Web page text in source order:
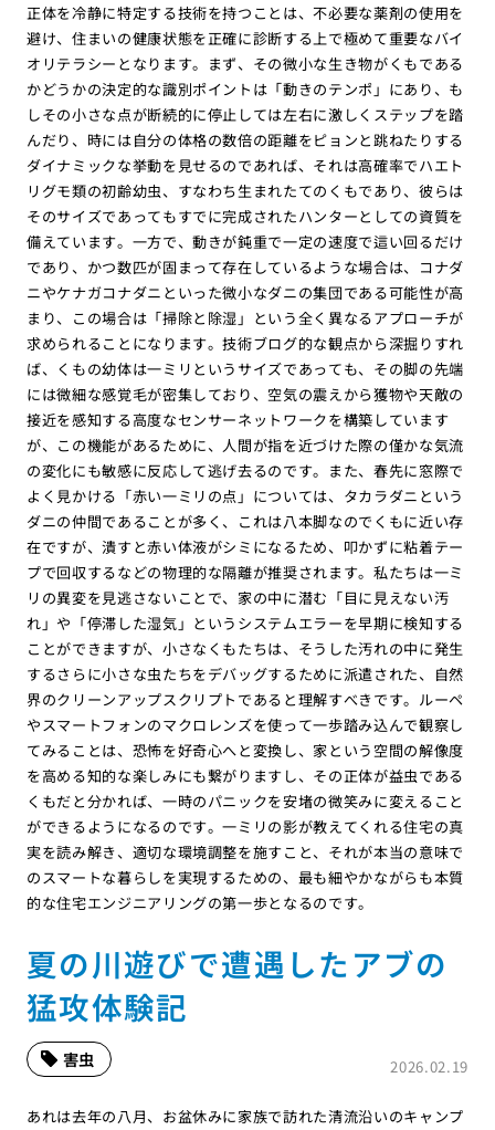
正体を冷静に特定する技術を持つことは、不必要な薬剤の使用を
避け、住まいの健康状態を正確に診断する上で極めて重要なバイ
オリテラシーとなります。まず、その微小な生き物がくもである
かどうかの決定的な識別ポイントは「動きのテンポ」にあり、も
しその小さな点が断続的に停止しては左右に激しくステップを踏
んだり、時には自分の体格の数倍の距離をピョンと跳ねたりする
ダイナミックな挙動を見せるのであれば、それは高確率でハエト
リグモ類の初齢幼虫、すなわち生まれたてのくもであり、彼らは
そのサイズであってもすでに完成されたハンターとしての資質を
備えています。一方で、動きが鈍重で一定の速度で這い回るだけ
であり、かつ数匹が固まって存在しているような場合は、コナダ
ニやケナガコナダニといった微小なダニの集団である可能性が高
まり、この場合は「掃除と除湿」という全く異なるアプローチが
求められることになります。技術ブログ的な観点から深掘りすれ
ば、くもの幼体は一ミリというサイズであっても、その脚の先端
には微細な感覚毛が密集しており、空気の震えから獲物や天敵の
接近を感知する高度なセンサーネットワークを構築しています
が、この機能があるために、人間が指を近づけた際の僅かな気流
の変化にも敏感に反応して逃げ去るのです。また、春先に窓際で
よく見かける「赤い一ミリの点」については、タカラダニという
ダニの仲間であることが多く、これは八本脚なのでくもに近い存
在ですが、潰すと赤い体液がシミになるため、叩かずに粘着テー
プで回収するなどの物理的な隔離が推奨されます。私たちは一ミ
リの異変を見逃さないことで、家の中に潜む「目に見えない汚
れ」や「停滞した湿気」というシステムエラーを早期に検知する
ことができますが、小さなくもたちは、そうした汚れの中に発生
するさらに小さな虫たちをデバッグするために派遣された、自然
界のクリーンアップスクリプトであると理解すべきです。ルーペ
やスマートフォンのマクロレンズを使って一歩踏み込んで観察し
てみることは、恐怖を好奇心へと変換し、家という空間の解像度
を高める知的な楽しみにも繋がりますし、その正体が益虫である
くもだと分かれば、一時のパニックを安堵の微笑みに変えること
ができるようになるのです。一ミリの影が教えてくれる住宅の真
実を読み解き、適切な環境調整を施すこと、それが本当の意味で
のスマートな暮らしを実現するための、最も細やかながらも本質
的な住宅エンジニアリングの第一歩となるのです。
夏の川遊びで遭遇したアブの
猛攻体験記
2026.02.19
害虫
あれは去年の八月、お盆休みに家族で訪れた清流沿いのキャンプ